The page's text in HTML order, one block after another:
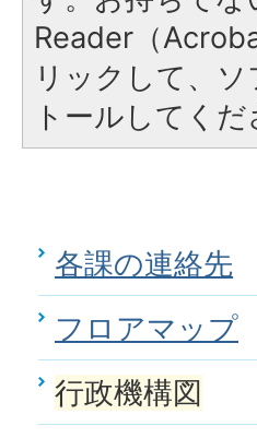
Reader（
リックして、
トールしてくだ
各課の連絡先
フロアマップ
行政機構図